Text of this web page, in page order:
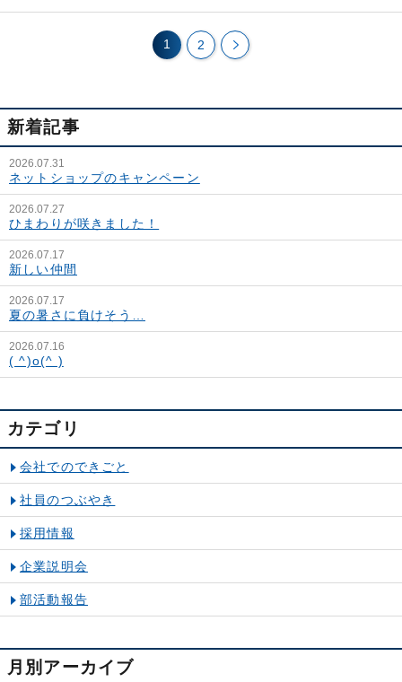
1 2
新着記事
2026.07.31
ネットショップのキャンペーン
2026.07.27
ひまわりが咲きました！
2026.07.17
新しい仲間
2026.07.17
夏の暑さに負けそう…
2026.07.16
( ^)o(^ )
カテゴリ
会社でのできごと
社員のつぶやき
採用情報
企業説明会
部活動報告
月別アーカイブ